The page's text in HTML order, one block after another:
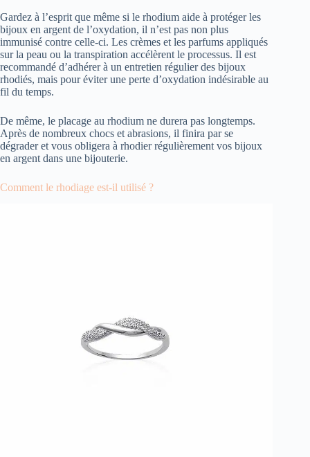
Gardez à l’esprit que même si le rhodium aide à protéger les
bijoux en argent de l’oxydation, il n’est pas non plus
immunisé contre celle-ci. Les crèmes et les parfums appliqués
sur la peau ou la transpiration accélèrent le processus. Il est
recommandé d’adhérer à un entretien régulier des bijoux
rhodiés, mais pour éviter une perte d’oxydation indésirable au
fil du temps.
De même, le placage au rhodium ne durera pas longtemps.
Après de nombreux chocs et abrasions, il finira par se
dégrader et vous obligera à rhodier régulièrement vos bijoux
en argent dans une bijouterie.
Comment le rhodiage est-il utilisé ?